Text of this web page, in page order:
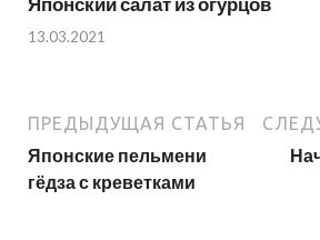
13.03.2021
ПРЕДЫДУЩАЯ СТАТЬЯ
Японские пельмени
гёдза с креветками